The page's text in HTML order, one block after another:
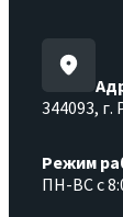
344093,
Режим
ПН-ВС с